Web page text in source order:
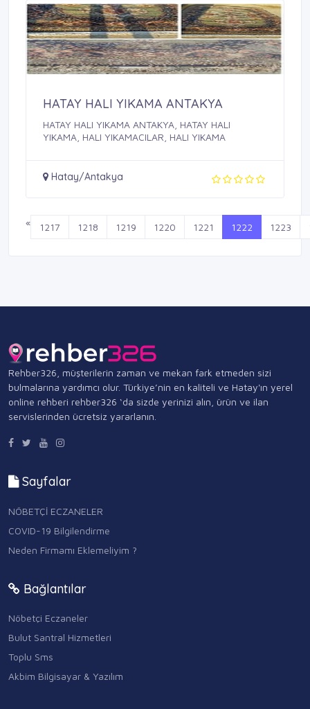
HATAY HALI YIKAMA ANTAKYA
HATAY HALI YIKAMA ANTAKYA, HATAY HALI
YIKAMA, HALI YIKAMACILAR, HALI YIKAMA
Hatay/Antakya
« 1217 1218 1219 1220 1221 1222 1223
Rehber326, müşterilerin zaman ve mekan fark etmeden sizi
bulmalarına yardımcı olur. Türkiye’nin en kaliteli ve Hatay'ın yerel
online rehberi rehber326 ‘da sizde yerinizi alın, ürün ve ilan
servislerinden ücretsiz yararlanın.
Sayfalar
NÖBETÇİ ECZANELER
COVID-19 Bilgilendirme
Neden Firmamı Eklemeliyim ?
Bağlantılar
Nöbetçi Eczaneler
Bulut Santral Hizmetleri
Toplu Sms
Akbim Bilgisayar & Yazılım